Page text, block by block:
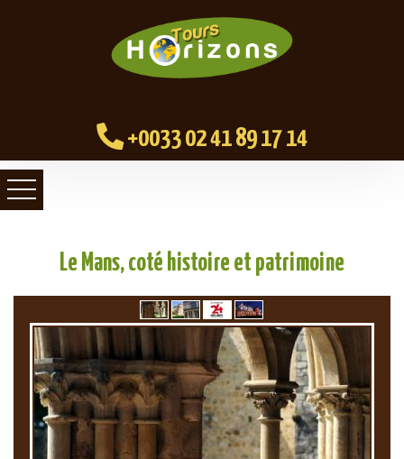
+0033 02 41 89 17 14
Le Mans, coté histoire et patrimoine